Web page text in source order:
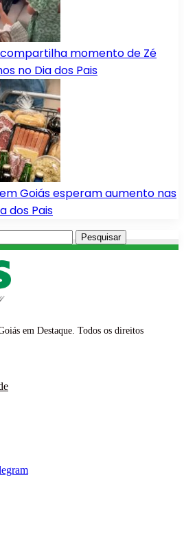
momento de Zé
no Dia dos Pais
Goiás esperam aumento nas
dos Pais
em Destaque. Todos os direitos